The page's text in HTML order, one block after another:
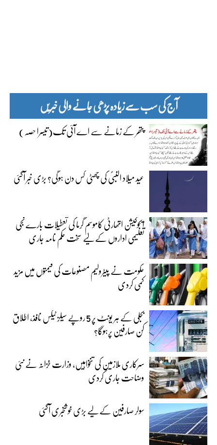
آج کی سب سے زیادہ پڑھی جانے والی خبریں
پتھر کے زمانے سے اے آئی تک(تیسرا حصہ)
عید میلاد النبیؐ کی چھٹی کس دن ہوگی؟ بڑی خبر آگئی
ایجوکیشن اتھارٹی کاموسمِ گرما کی تعطیلات بارے نجی
تعلیمی اداروں کے لیے سخت حکم نامہ جاری
حکومت نے پیٹرولیم مصنوعات کی قیمتوں میں مزید
کمی کردی
بجلی کے ہر یونٹ پر 5 روپے سیلز ٹیکس نافذ، اطلاق
کن صارفین پرہوگا؟
سرکاری ملازمین کی تنخواہیں، وزارت خزانہ نے نئی
وضاحت جاری کردی
سولر صارفین کے لیے بڑی خوشخبری آگئی